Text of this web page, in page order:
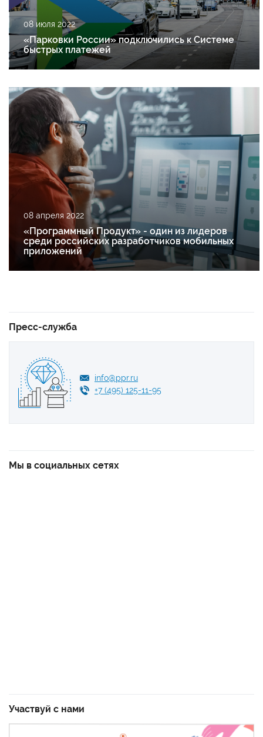
08 июля 2022
«Парковки России» подключились к Системе
быстрых платежей
08 апреля 2022
«Программный Продукт» - один из лидеров
среди российских разработчиков мобильных
приложений
Пресс-служба
info@ppr.ru
+7 (495) 125-11-95
Мы в социальных сетях
Участвуй с нами